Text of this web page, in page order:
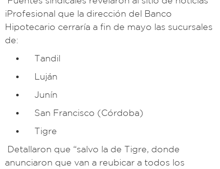
iProfesional que la dirección del Banco
Hipotecario cerraría a fin de mayo las sucursales
de:
Tandil
Luján
Junín
San Francisco (Córdoba)
Tigre
Detallaron que “salvo la de Tigre, donde
anunciaron que van a reubicar a todos los